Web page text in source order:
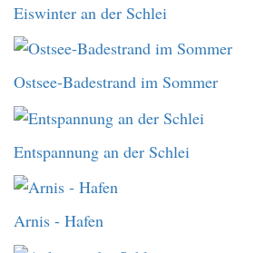
Eiswinter an der Schlei
Ostsee-Badestrand im Sommer
Entspannung an der Schlei
Arnis - Hafen